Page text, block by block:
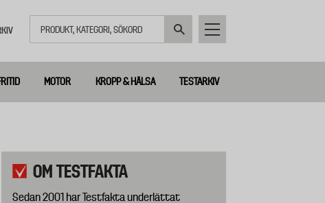
MOTOR KROPP & HÄLSA TESTARKIV
OM TESTFAKTA
Sedan 2001 har Testfakta underlättat